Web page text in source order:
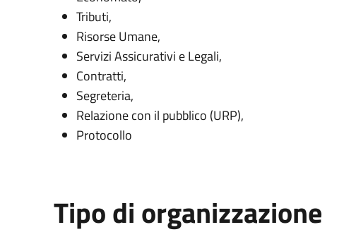
Tributi,
Risorse Umane,
Servizi Assicurativi e Legali,
Contratti,
Segreteria,
Relazione con il pubblico (URP),
Protocollo
Tipo di organizzazione